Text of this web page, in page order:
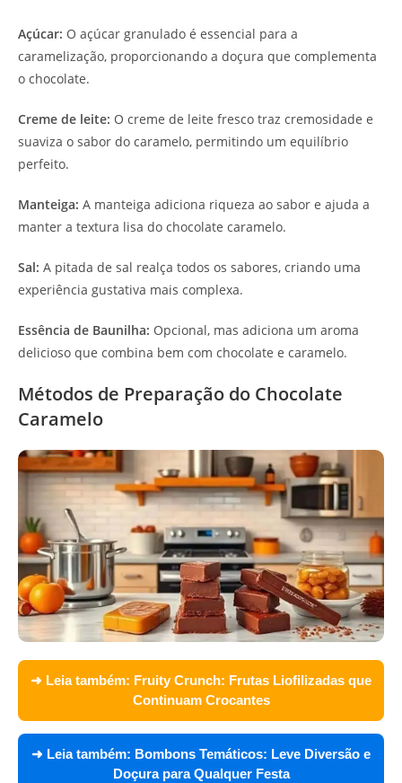
Açúcar: O açúcar granulado é essencial para a
caramelização, proporcionando a doçura que complementa
o chocolate.
Creme de leite: O creme de leite fresco traz cremosidade e
suaviza o sabor do caramelo, permitindo um equilíbrio
perfeito.
Manteiga: A manteiga adiciona riqueza ao sabor e ajuda a
manter a textura lisa do chocolate caramelo.
Sal: A pitada de sal realça todos os sabores, criando uma
experiência gustativa mais complexa.
Essência de Baunilha: Opcional, mas adiciona um aroma
delicioso que combina bem com chocolate e caramelo.
Métodos de Preparação do Chocolate
Caramelo
➜ Leia também: Fruity Crunch: Frutas Liofilizadas que
Continuam Crocantes
➜ Leia também: Bombons Temáticos: Leve Diversão e
Doçura para Qualquer Festa